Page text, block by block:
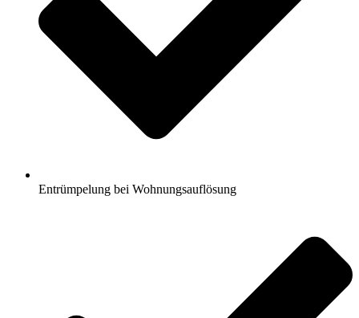
Entrümpelung bei Wohnungsauflösung